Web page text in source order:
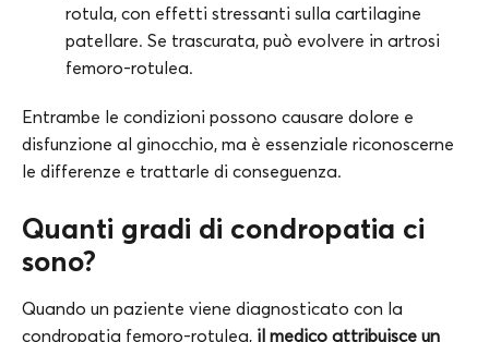
rotula, con effetti stressanti sulla cartilagine
patellare. Se trascurata, può evolvere in artrosi
femoro-rotulea.
Entrambe le condizioni possono causare dolore e
disfunzione al ginocchio, ma è essenziale riconoscerne
le differenze e trattarle di conseguenza.
Quanti gradi di condropatia ci
sono?
Quando un paziente viene diagnosticato con la
condropatia femoro-rotulea, il medico attribuisce un